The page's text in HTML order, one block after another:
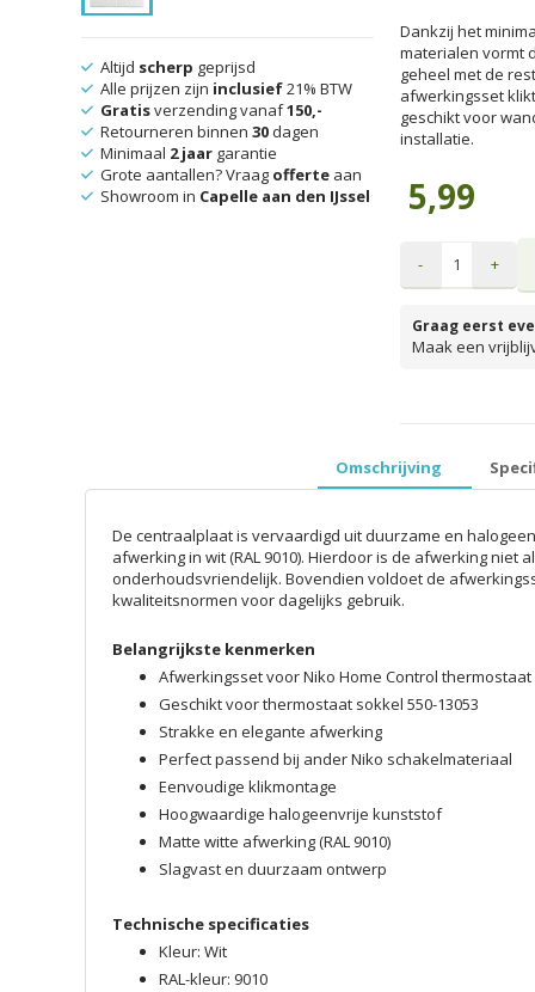
Dankzij het
materialen vormt
geheel met de
afwerkingsset
geschikt voor
installatie.
5,99
- +
Graag eerst
Maak een
Altijd scherp geprijsd
Alle prijzen zijn inclusief21% BTW
Gratisverzending vanaf150,-
Retourneren binnen 30dagen
Minimaal 2 jaargarantie
Grote aantallen? Vraag offerteaan
Showroom in Capelle aan den IJssel
Omschrijving
De centraalplaat is vervaardigd uit duurzame en
afwerking in wit (RAL 9010). Hierdoor is de afwerking niet
onderhoudsvriendelijk. Bovendien voldoet de
kwaliteitsnormen voor dagelijks gebruik.
Belangrijkste kenmerken
Afwerkingsset voor Niko Home Control thermostaat
Geschikt voor thermostaat sokkel 550-13053
Strakke en elegante afwerking
Perfect passend bij ander Niko schakelmateriaal
Eenvoudige klikmontage
Hoogwaardige halogeenvrije kunststof
Matte witte afwerking (RAL 9010)
Slagvast en duurzaam ontwerp
Technische specificaties
Kleur: Wit
RAL-kleur: 9010